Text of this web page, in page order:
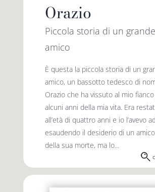
Orazio
Piccola storia di un grande
amico
È questa la piccola storia di un
amico, un bassotto tedesco di
Orazio che ha vissuto al mio
alcuni anni della mia vita. Era
all’età di quattro anni e io l’avevo
esaudendo il desiderio di un
della sua morte, ma lo...